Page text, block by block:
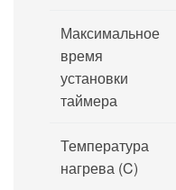
Максимальное
время
установки
таймера
Температура
нагрева (C)